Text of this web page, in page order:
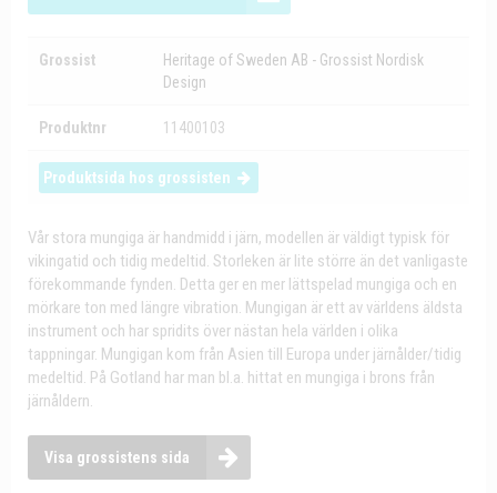
Grossist
Heritage of Sweden AB - Grossist Nordisk
Design
Produktnr 11400103
Produktsida hos grossisten
Vår stora mungiga är handmidd i järn, modellen är väldigt typisk för
vikingatid och tidig medeltid. Storleken är lite större än det vanligaste
förekommande fynden. Detta ger en mer lättspelad mungiga och en
mörkare ton med längre vibration. Mungigan är ett av världens äldsta
instrument och har spridits över nästan hela världen i olika
tappningar. Mungigan kom från Asien till Europa under järnålder/tidig
medeltid. På Gotland har man bl.a. hittat en mungiga i brons från
järnåldern.
Visa grossistens sida